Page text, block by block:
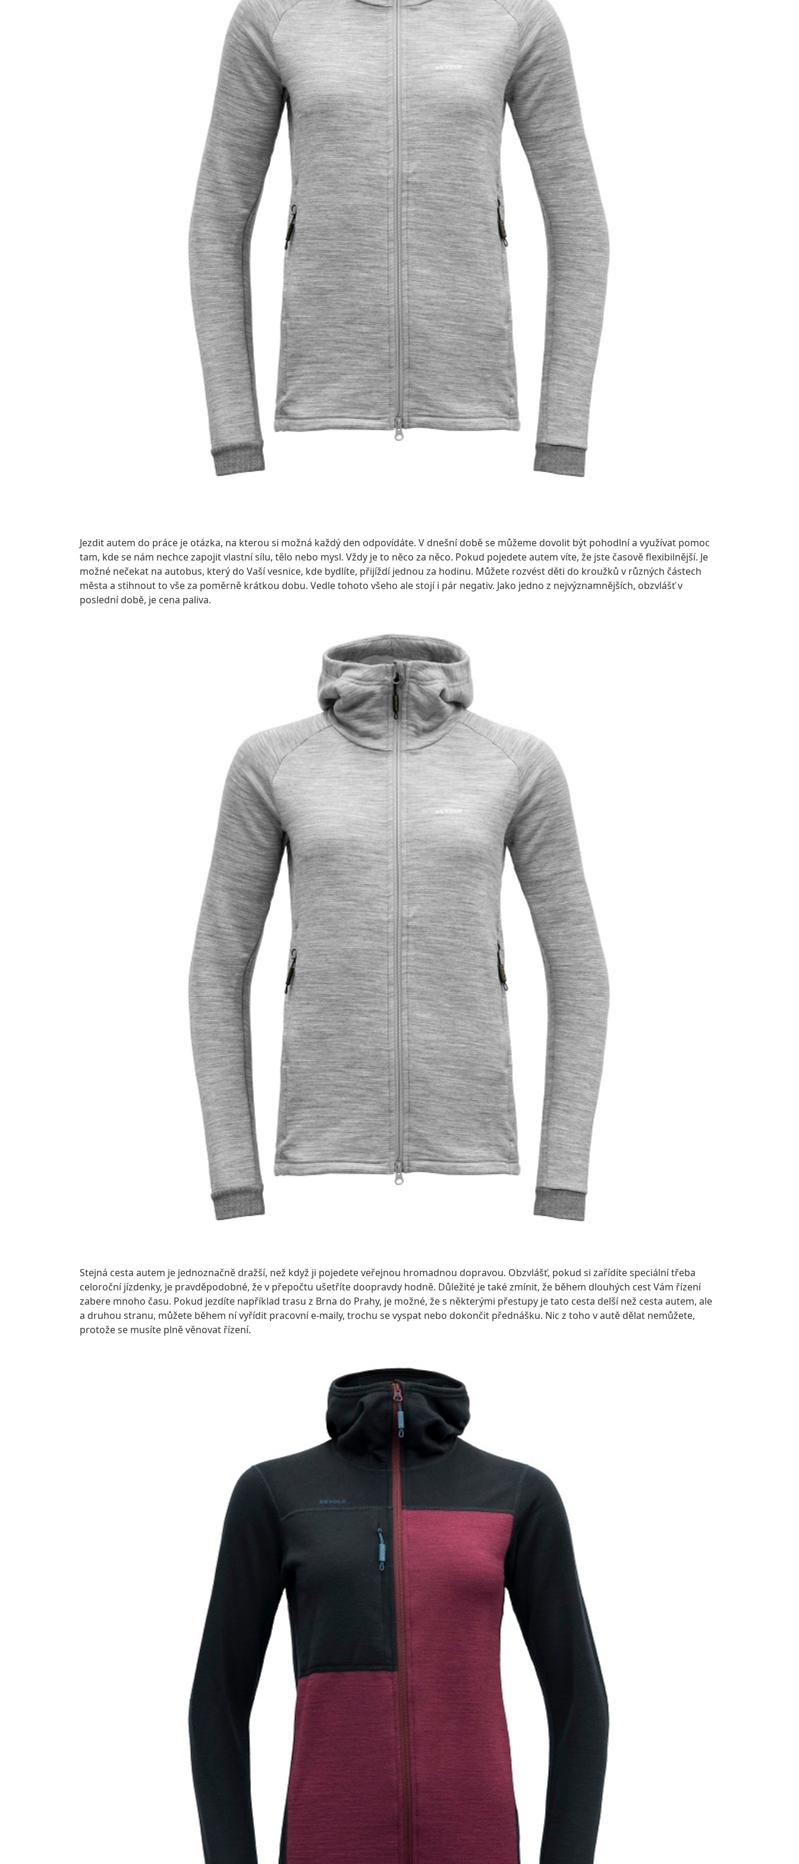
Jezdit autem do práce je otázka, na kterou si možná každý den odpovídáte. V dnešní době se můžeme dovolit být pohodlní a využívat pomoc
tam, kde se nám nechce zapojit vlastní sílu, tělo nebo mysl. Vždy je to něco za něco. Pokud pojedete autem víte, že jste časově flexibilnější. Je
možné nečekat na autobus, který do Vaší vesnice, kde bydlíte, přijíždí jednou za hodinu. Můžete rozvést děti do kroužků v různých částech
města a stihnout to vše za poměrně krátkou dobu. Vedle tohoto všeho ale stojí i pár negativ. Jako jedno z nejvýznamnějších, obzvlášť v
poslední době, je cena paliva.
Stejná cesta autem je jednoznačně dražší, než když ji pojedete veřejnou hromadnou dopravou. Obzvlášť, pokud si zařídíte speciální třeba
celoroční jízdenky, je pravděpodobné, že v přepočtu ušetříte doopravdy hodně. Důležité je také zmínit, že během dlouhých cest Vám řízení
zabere mnoho času. Pokud jezdíte například trasu z Brna do Prahy, je možné, že s některými přestupy je tato cesta delší než cesta autem, ale
a druhou stranu, můžete během ní vyřídit pracovní e-maily, trochu se vyspat nebo dokončit přednášku. Nic z toho v autě dělat nemůžete,
protože se musíte plně věnovat řízení.